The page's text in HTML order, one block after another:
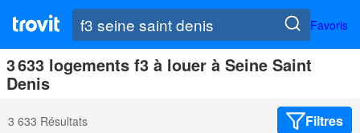
Favoris
3 633 logements f3 à louer à Seine Saint
Denis
3 633 Résultats Filtres